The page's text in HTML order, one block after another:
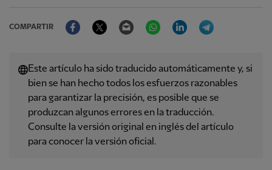
COMPARTIR
FacebookTwitter Email WhatsAppLinkedIn
Este artículo ha sido traducido automáticamente y, si
bien se han hecho todos los esfuerzos razonables
para garantizar la precisión, es posible que se
produzcan algunos errores en la traducción.
Consulte la versión original en inglés del artículo
para conocer la versión oficial.